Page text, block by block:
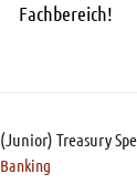
Fachbereich!
Banking